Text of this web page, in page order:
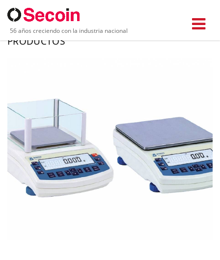
56 años creciendo con la industria nacional
PRODUCTOS